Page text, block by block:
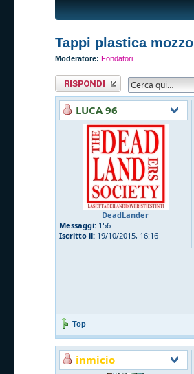
Tappi plastica mozzo
Moderatore: Fondatori
Rispondi al
messaggio
LUCA 96
DeadLander
Messaggi: 156
Iscritto il: 19/10/2015, 16:16
Top
inmicio